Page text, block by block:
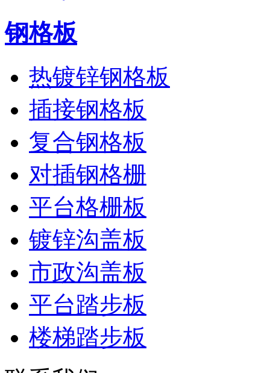
钢格板
热镀锌钢格板
插接钢格板
复合钢格板
对插钢格栅
平台格栅板
镀锌沟盖板
市政沟盖板
平台踏步板
楼梯踏步板